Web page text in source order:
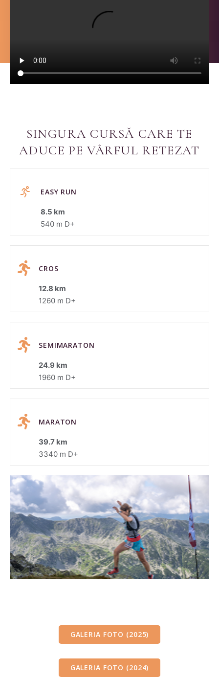
SINGURA CURSĂ CARE TE
ADUCE PE VÂRFUL RETEZAT
EASY RUN
8.5 km
540 m D+
CROS
12.8 km
1260 m D+
SEMIMARATON
24.9 km
1960 m D+
MARATON
39.7 km
3340 m D+
GALERIA FOTO (2025)
GALERIA FOTO (2024)